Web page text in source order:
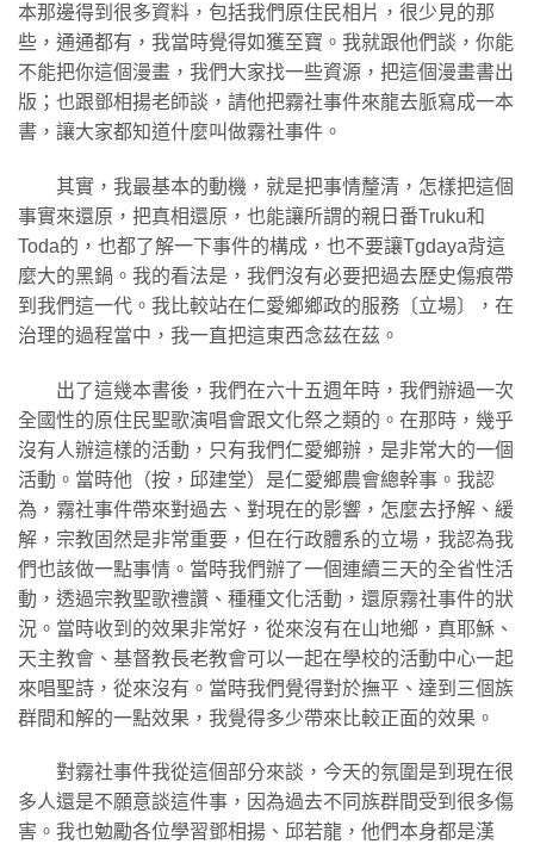
本那邊得到很多資料，包括我們原住民相片，很少見的那
些，通通都有，我當時覺得如獲至寶。我就跟他們談，你能
不能把你這個漫畫，我們大家找一些資源，把這個漫畫書出
版；也跟鄧相揚老師談，請他把霧社事件來龍去脈寫成一本
書，讓大家都知道什麼叫做霧社事件。
其實，我最基本的動機，就是把事情釐清，怎樣把這個
事實來還原，把真相還原，也能讓所謂的親日番Truku和
Toda的，也都了解一下事件的構成，也不要讓Tgdaya背這
麼大的黑鍋。我的看法是，我們沒有必要把過去歷史傷痕帶
到我們這一代。我比較站在仁愛鄉鄉政的服務〔立場〕，在
治理的過程當中，我一直把這東西念茲在茲。
出了這幾本書後，我們在六十五週年時，我們辦過一次
全國性的原住民聖歌演唱會跟文化祭之類的。在那時，幾乎
沒有人辦這樣的活動，只有我們仁愛鄉辦，是非常大的一個
活動。當時他（按，邱建堂）是仁愛鄉農會總幹事。我認
為，霧社事件帶來對過去、對現在的影響，怎麼去抒解、緩
解，宗教固然是非常重要，但在行政體系的立場，我認為我
們也該做一點事情。當時我們辦了一個連續三天的全省性活
動，透過宗教聖歌禮讚、種種文化活動，還原霧社事件的狀
況。當時收到的效果非常好，從來沒有在山地鄉，真耶穌、
天主教會、基督教長老教會可以一起在學校的活動中心一起
來唱聖詩，從來沒有。當時我們覺得對於撫平、達到三個族
群間和解的一點效果，我覺得多少帶來比較正面的效果。
對霧社事件我從這個部分來談，今天的氛圍是到現在很
多人還是不願意談這件事，因為過去不同族群間受到很多傷
害。我也勉勵各位學習鄧相揚、邱若龍，他們本身都是漢